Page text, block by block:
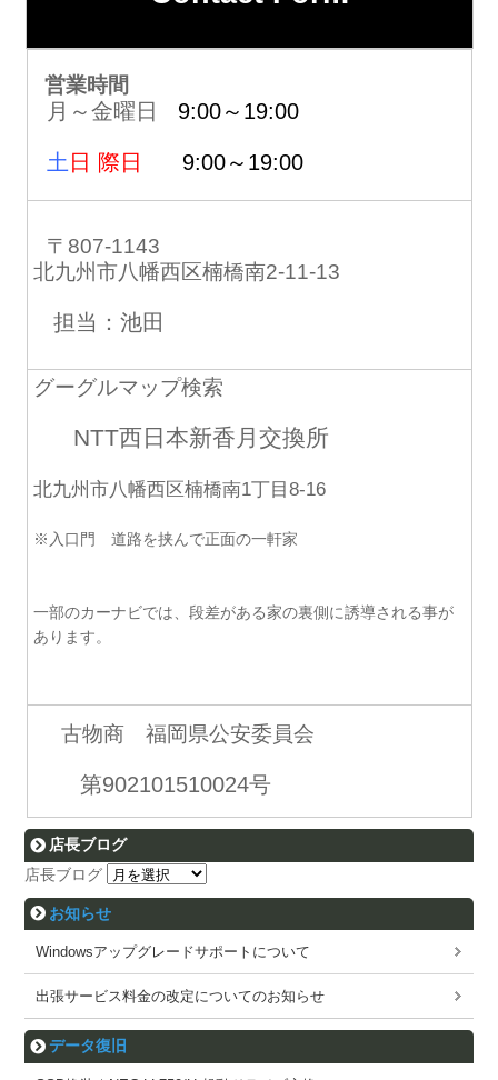
営業時間
月～金曜日 9:00～19:00
土 日 際日 9:00～19:00
〒807-1143
北九州市八幡西区楠橋南2-11-13
担当：池田
グーグルマップ検索
NTT西日本新香月交換所
北九州市八幡西区楠橋南1丁目8-16
※入口門 道路を挟んで正面の一軒家
一部のカーナビでは、段差がある家の裏側に誘導される事が
あります。
古物商 福岡県公安委員会
第902101510024号
店長ブログ
店長ブログ
お知らせ
Windowsアップグレードサポートについて
出張サービス料金の改定についてのお知らせ
データ復旧